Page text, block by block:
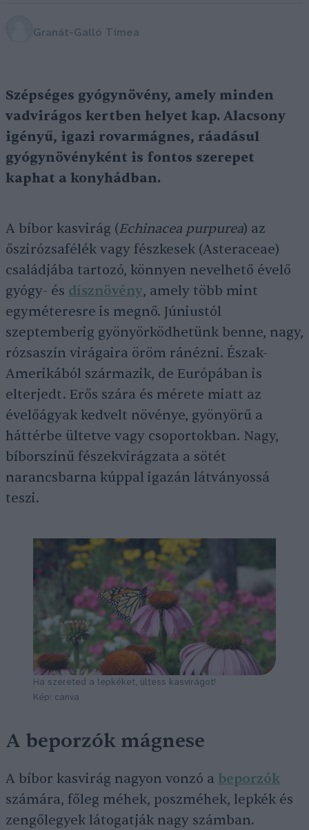
Granát-Galló Tímea
Szépséges gyógynövény, amely minden
vadvirágos kertben helyet kap. Alacsony
igényű, igazi rovarmágnes, ráadásul
gyógynövényként is fontos szerepet
kaphat a konyhádban.
A bíbor kasvirág (Echinacea purpurea) az
őszirózsafélék vagy fészkesek (Asteraceae)
családjába tartozó, könnyen nevelhető évelő
gyógy- és dísznövény, amely több mint
egyméteresre is megnő. Júniustól
szeptemberig gyönyörködhetünk benne, nagy,
rózsaszín virágaira öröm ránézni. Észak-
Amerikából származik, de Európában is
elterjedt. Erős szára és mérete miatt az
évelőágyak kedvelt növénye, gyönyörű a
háttérbe ültetve vagy csoportokban. Nagy,
bíborszínű fészekvirágzata a sötét
narancsbarna kúppal igazán látványossá
teszi.
Ha szereted a lepkéket, ültess kasvirágot!
Kép: canva
A beporzók mágnese
A bíbor kasvirág nagyon vonzó a beporzók
számára, főleg méhek, poszméhek, lepkék és
zengőlegyek látogatják nagy számban.